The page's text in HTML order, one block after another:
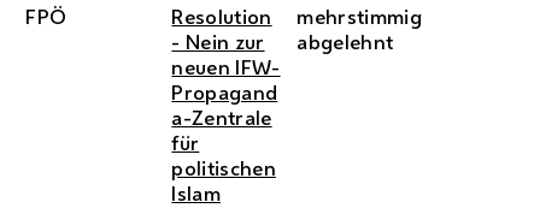
FPÖ
Resolution
- Nein zur
neuen IFW-
Propagand
a-Zentrale
für
politischen
Islam
mehrstimmig
abgelehnt